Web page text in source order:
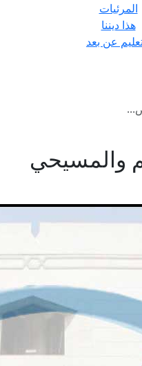
المرئيات
هذا ديننا
عن بعد
والمسيحي